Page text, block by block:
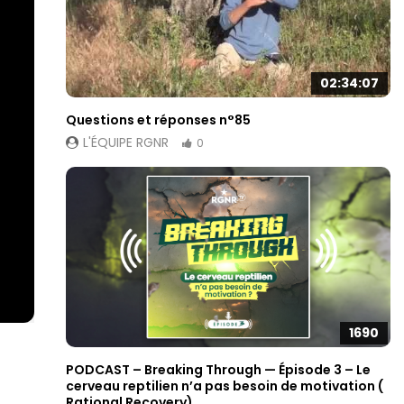
02:34:07
Questions et réponses n°85
L'ÉQUIPE RGNR
0
1690
PODCAST – Breaking Through — Épisode 3 – Le
cerveau reptilien n’a pas besoin de motivation (